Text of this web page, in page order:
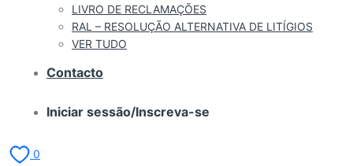
LIVRO DE RECLAMAÇÕES
RAL – RESOLUÇÃO ALTERNATIVA DE LITÍGIOS
VER TUDO
Contacto
Iniciar sessão/Inscreva-se
0